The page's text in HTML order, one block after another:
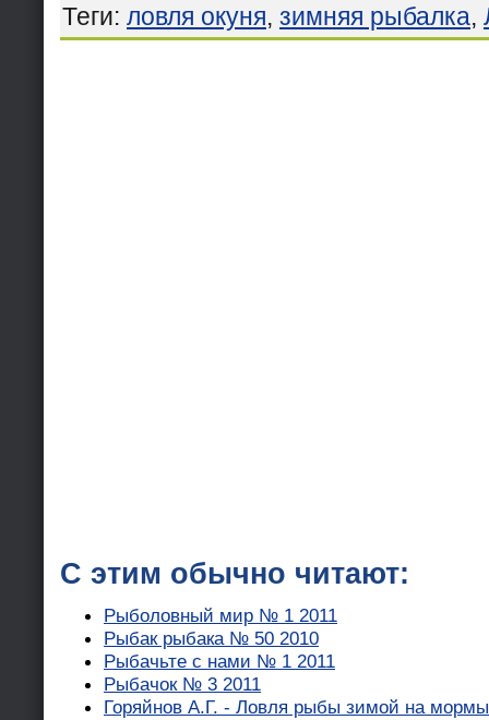
Теги: ловля окуня, зимняя рыбалка,
С этим обычно читают:
Рыболовный мир № 1 2011
Рыбак рыбака № 50 2010
Рыбачьте с нами № 1 2011
Рыбачок № 3 2011
Горяйнов А.Г. - Ловля рыбы зимой на